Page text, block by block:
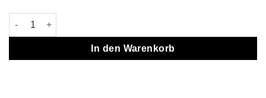
Tiemco Lure Indicator Free-Cut Menge
In den Warenkorb